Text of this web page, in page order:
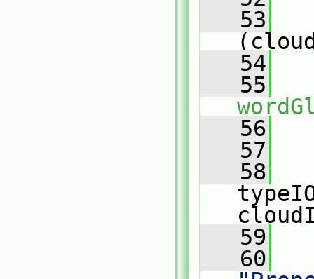
   53
   54
   55
   56
   57
   58
   59
   60